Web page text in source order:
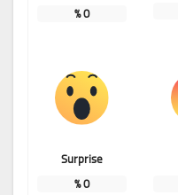
0
%
Surprise
0
%